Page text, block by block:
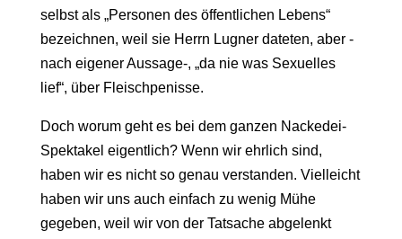
selbst als „Personen des öffentlichen Lebens“
bezeichnen, weil sie Herrn Lugner dateten, aber -
nach eigener Aussage-, „da nie was Sexuelles
lief“, über Fleischpenisse.
Doch worum geht es bei dem ganzen Nackedei-
Spektakel eigentlich? Wenn wir ehrlich sind,
haben wir es nicht so genau verstanden. Vielleicht
haben wir uns auch einfach zu wenig Mühe
gegeben, weil wir von der Tatsache abgelenkt